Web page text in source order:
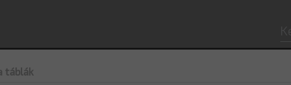
táblák